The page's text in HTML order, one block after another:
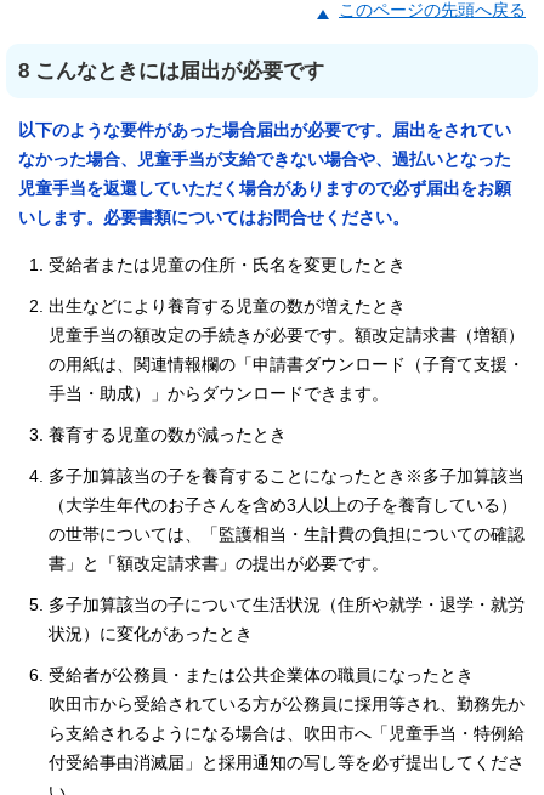
このページの先頭へ戻る
8 こんなときには届出が必要です
以下のような要件があった場合届出が必要です。届出をされてい
なかった場合、児童手当が支給できない場合や、過払いとなった
児童手当を返還していただく場合がありますので必ず届出をお願
いします。必要書類についてはお問合せください。
受給者または児童の住所・氏名を変更したとき
出生などにより養育する児童の数が増えたとき
児童手当の額改定の手続きが必要です。額改定請求書（増額）
の用紙は、関連情報欄の「申請書ダウンロード（子育て支援・
手当・助成）」からダウンロードできます。
養育する児童の数が減ったとき
多子加算該当の子を養育することになったとき※多子加算該当
（大学生年代のお子さんを含め3人以上の子を養育している）
の世帯については、「監護相当・生計費の負担についての確認
書」と「額改定請求書」の提出が必要です。
多子加算該当の子について生活状況（住所や就学・退学・就労
状況）に変化があったとき
受給者が公務員・または公共企業体の職員になったとき
吹田市から受給されている方が公務員に採用等され、勤務先か
ら支給されるようになる場合は、吹田市へ「児童手当・特例給
付受給事由消滅届」と採用通知の写し等を必ず提出してくださ